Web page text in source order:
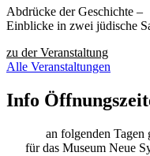
Abdrücke der Geschichte –
Einblicke in zwei jüdische
zu der Veranstaltung
Alle Veranstaltungen
Info
an folgenden Tagen
für das Museum Neue